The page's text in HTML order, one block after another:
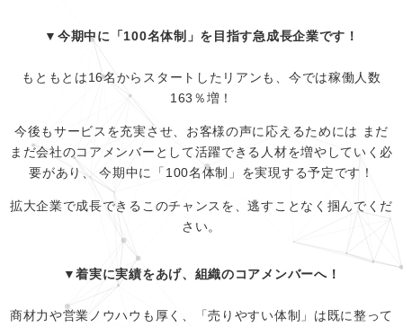
▼今期中に「100名体制」を目指す急成長企業です！
もともとは16名からスタートしたリアンも、今では稼働人数
163％増！
今後もサービスを充実させ、お客様の声に応えるためには まだ
まだ会社のコアメンバーとして活躍できる人材を増やしていく必
要があり、 今期中に「100名体制」を実現する予定です！
拡大企業で成長できるこのチャンスを、逃すことなく掴んでくだ
さい。
▼着実に実績をあげ、組織のコアメンバーへ！
商材力や営業ノウハウも厚く、「売りやすい体制」は既に整って